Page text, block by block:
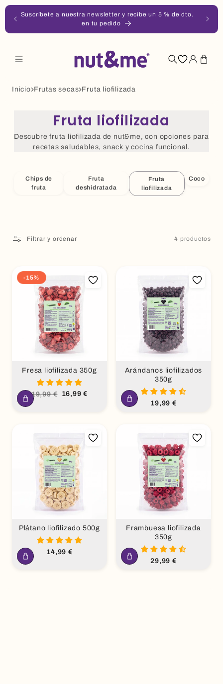
directamente
Suscríbete a nuestra newsletter y recibe un 5 % de dto.
en tu pedido
Iniciar
sesión
Carrito
Inicio Frutas secas Fruta liofilizada
Fruta liofilizada
Descubre fruta liofilizada de nut&me, con opciones para
recetas saludables, snack y cocina funcional.
Chips de
fruta
Fruta
deshidratada
Fruta
liofilizada
Coco
Filtrar y ordenar 4 productos
-15%
Fresa liofilizada 350g
Precio
habitual
19,99 €
Precio
de
16,99 €
Arándanos liofilizados
350g
Precio
19,99 €
Plátano liofilizado 500g
Precio
14,99 €
Frambuesa liofilizada
350g
Precio
29,99 €